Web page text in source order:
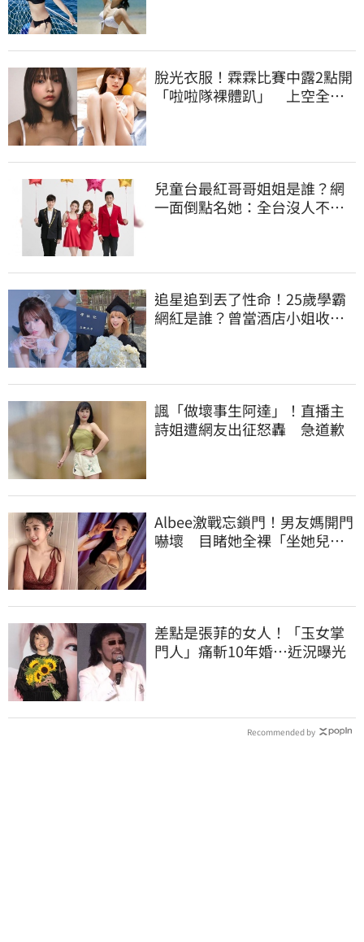
脫光衣服！霖霖比賽中露2點開
「啦啦隊裸體趴」 上空全裸
兒童台最紅哥哥姐姐是誰？網
一面倒點名她：全台沒人不認
追星追到丟了性命！25歲學霸
網紅是誰？曾當酒店小姐收入
諷「做壞事生阿達」！直播主
詩姐遭網友出征怒轟 急道歉
Albee激戰忘鎖門！男友媽開門
嚇壞 目睹她全裸「坐她兒子
差點是張菲的女人！「玉女掌
門人」痛斬10年婚…近況曝光
Recommended by